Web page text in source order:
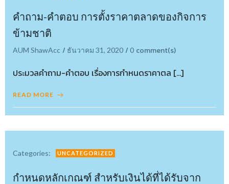
คำถาม-คำตอบ การตั้งราคาตลาดของกิจการ
ข้ามชาติ
AUM ShawAcc / ธันวาคม 31, 2020 /0 comment(s)
ประมวลคำถาม-คำตอบ เรื่องการกำหนดราคาตล […]
READ MORE
Categories: UNCATEGORIZED
กำหนดหลักเกณฑ์ สำหรับเงินได้ที่ได้รับจาก